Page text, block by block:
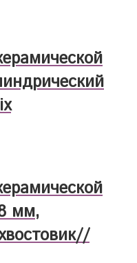
мм,